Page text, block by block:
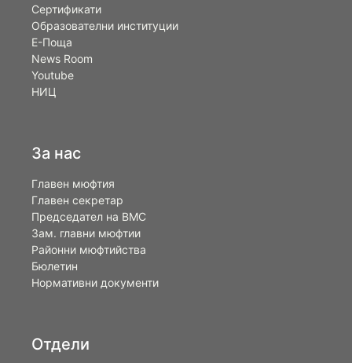
Сертификати
Образователни институции
Е-Поща
News Room
Youtube
НИЦ
За нас
Главен мюфтия
Главен секретар
Председател на ВМС
Зам. главни мюфтии
Районни мюфтийства
Бюлетин
Нормативни документи
Отдели